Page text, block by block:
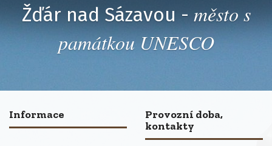
Žďár nad Sázavou - město s
památkou UNESCO
Informace
Provozní doba,
kontakty